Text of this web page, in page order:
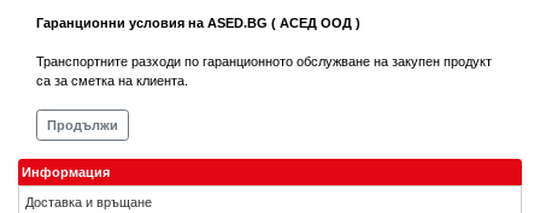
Гаранционни условия на ASED.BG ( АСЕД ООД )
Транспортните разходи по гаранционното обслужване на закупен продукт
са за сметка на клиента.
Продължи
Информация
Доставка и връщане